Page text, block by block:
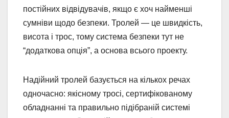
постійних відвідувачів, якщо є хоч найменші
сумніви щодо безпеки. Тролей — це швидкість,
висота і трос, тому система безпеки тут не
“додаткова опція”, а основа всього проекту.
Надійний тролей базується на кількох речах
одночасно: якісному тросі, сертифікованому
обладнанні та правильно підібраній системі